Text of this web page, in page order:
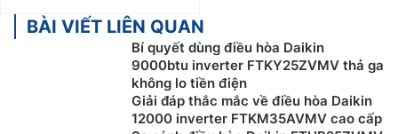
BÀI VIẾT LIÊN QUAN
Bí quyết dùng điều hòa Daikin
9000btu inverter FTKY25ZVMV thả ga
không lo tiền điện
Giải đáp thắc mắc về điều hòa Daikin
12000 inverter FTKM35AVMV cao cấp